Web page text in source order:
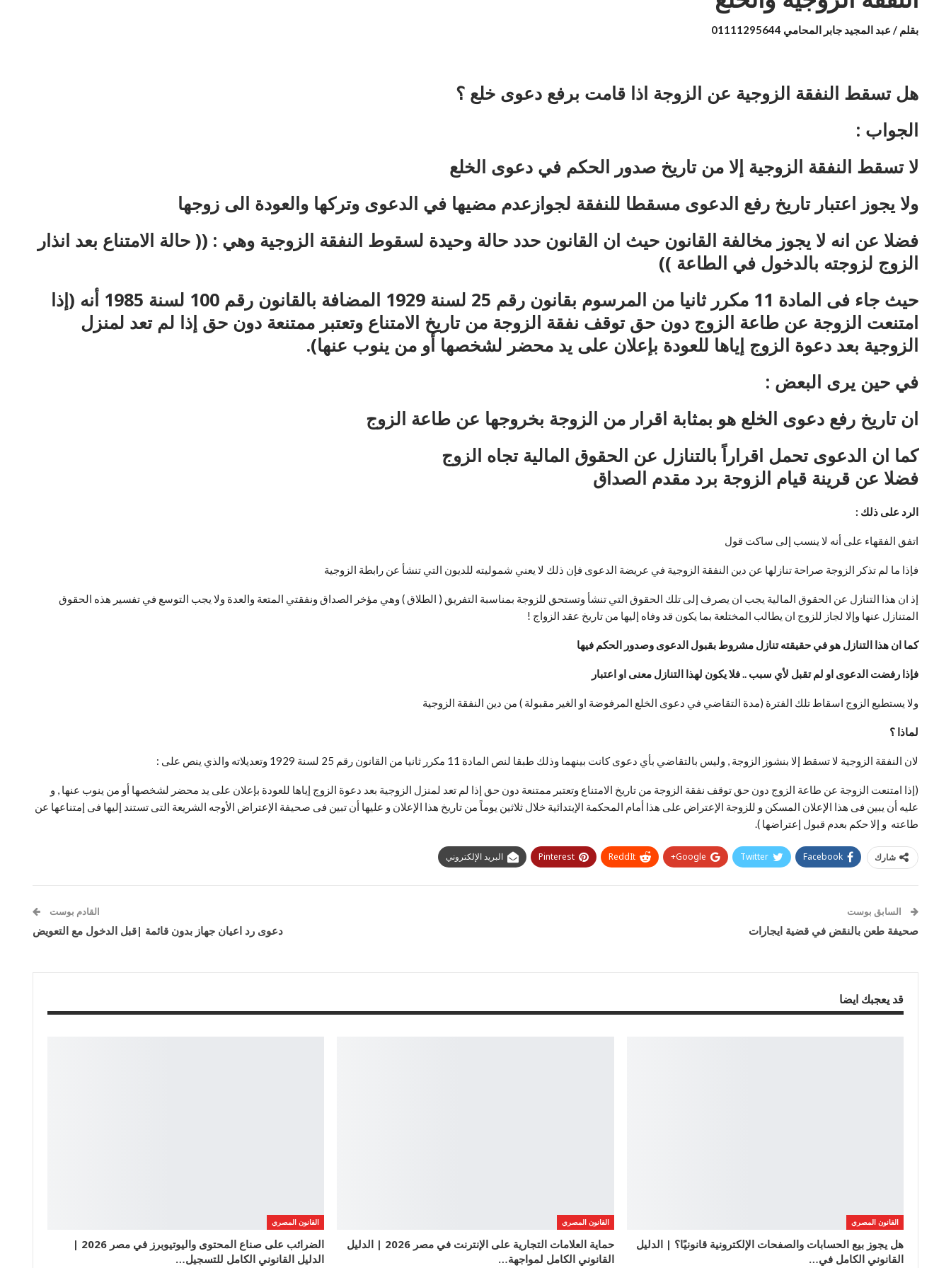
بقلم / عبد المجيد جابر المحامي 01111295644
هل تسقط النفقة الزوجية عن الزوجة اذا قامت برفع دعوى خلع ؟
الجواب :
لا تسقط النفقة الزوجية إلا من تاريخ صدور الحكم في دعوى الخلع
ولا يجوز اعتبار تاريخ رفع الدعوى مسقطا للنفقة لجوازعدم مضيها في الدعوى وتركها والعودة الى زوجها
فضلا عن انه لا يجوز مخالفة القانون حيث ان القانون حدد حالة وحيدة لسقوط النفقة الزوجية وهي : (( حالة الامتناع بعد انذار
الزوج لزوجته بالدخول في الطاعة ))
حيث جاء فى المادة 11 مكرر ثانيا من المرسوم بقانون رقم 25 لسنة 1929 المضافة بالقانون رقم 100 لسنة 1985 أنه (إذا
امتنعت الزوجة عن طاعة الزوج دون حق توقف نفقة الزوجة من تاريخ الامتناع وتعتبر ممتنعة دون حق إذا لم تعد لمنزل
الزوجية بعد دعوة الزوج إياها للعودة بإعلان على يد محضر لشخصها أو من ينوب عنها).
في حين يرى البعض :
ان تاريخ رفع دعوى الخلع هو بمثابة اقرار من الزوجة بخروجها عن طاعة الزوج
كما ان الدعوى تحمل اقراراً بالتنازل عن الحقوق المالية تجاه الزوج
فضلا عن قرينة قيام الزوجة برد مقدم الصداق
الرد على ذلك :
اتفق الفقهاء على أنه لا ينسب إلى ساكت قول
فإذا ما لم تذكر الزوجة صراحة تنازلها عن دين النفقة الزوجية في عريضة الدعوى فإن ذلك لا يعني شموليته للديون التي تنشأ عن رابطة الزوجية
إذ ان هذا التنازل عن الحقوق المالية يجب ان يصرف إلى تلك الحقوق التي تنشأ وتستحق للزوجة بمناسبة التفريق ( الطلاق ) وهي مؤخر الصداق ونفقتي المتعة والعدة ولا يجب التوسع في تفسير هذه الحقوق
المتنازل عنها وإلا لجاز للزوج ان يطالب المختلعة بما يكون قد وفاه إليها من تاريخ عقد الزواج !
كما ان هذا التنازل هو في حقيقته تنازل مشروط بقبول الدعوى وصدور الحكم فيها
فإذا رفضت الدعوى او لم تقبل لأي سبب .. فلا يكون لهذا التنازل معنى او اعتبار
ولا يستطيع الزوج اسقاط تلك الفترة (مدة التقاضي في دعوى الخلع المرفوضة او الغير مقبولة ) من دين النفقة الزوجية
لماذا ؟
لان النفقة الزوجية لا تسقط إلا بنشوز الزوجة , وليس بالتقاضي بأي دعوى كانت بينهما وذلك طبقا لنص المادة 11 مكرر ثانيا من القانون رقم 25 لسنة 1929 وتعديلاته والذي ينص على :
(إذا امتنعت الزوجة عن طاعة الزوج دون حق توقف نفقة الزوجة من تاريخ الامتناع وتعتبر ممتنعة دون حق إذا لم تعد لمنزل الزوجية بعد دعوة الزوج إياها للعودة بإعلان على يد محضر لشخصها أو من ينوب عنها , و
عليه أن يبين فى هذا الإعلان المسكن و للزوجة الإعتراض على هذا أمام المحكمة الإبتدائية خلال ثلاثين يوماً من تاريخ هذا الإعلان و عليها أن تبين فى صحيفة الإعتراض الأوجه الشريعة التى تستند إليها فى إمتناعها عن
طاعته و إلا حكم بعدم قبول إعتراضها ).
شارك Facebook
Twitter
Google+
ReddIt
Pinterest البريد الإلكتروني
السابق بوست
صحيفة طعن بالنقض في قضية ايجارات
القادم بوست
دعوى رد اعيان جهاز بدون قائمة |قبل الدخول مع التعويض
قد يعجبك ايضا
القانون المصري
هل يجوز بيع الحسابات والصفحات الإلكترونية قانونيًا؟ | الدليل
القانوني الكامل في…
القانون المصري
حماية العلامات التجارية على الإنترنت في مصر 2026 | الدليل
القانوني الكامل لمواجهة…
القانون المصري
الضرائب على صناع المحتوى واليوتيوبرز في مصر 2026 |
الدليل القانوني الكامل للتسجيل…